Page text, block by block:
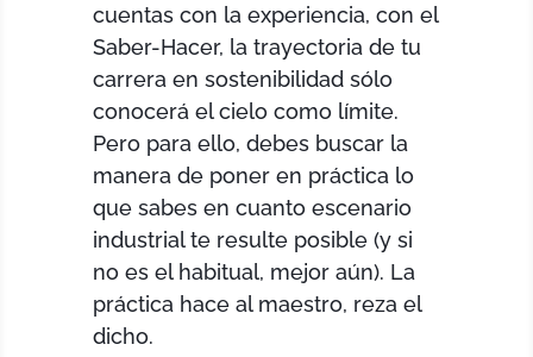
cuentas con la experiencia, con el
Saber-Hacer, la trayectoria de tu
carrera en sostenibilidad sólo
conocerá el cielo como límite.
Pero para ello, debes buscar la
manera de poner en práctica lo
que sabes en cuanto escenario
industrial te resulte posible (y si
no es el habitual, mejor aún). La
práctica hace al maestro, reza el
dicho.